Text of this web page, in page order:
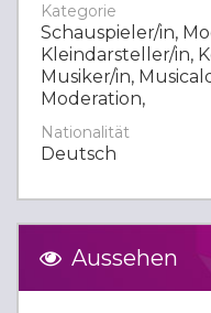
Kategorie
Schauspieler/in,
Kleindarsteller/in,
Musiker/in,
Moderation,
Nationalität
Deutsch
Aussehen